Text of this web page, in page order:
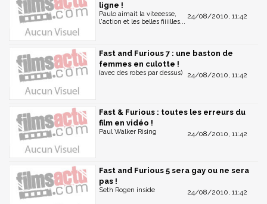
ligne !
24/08/2010, 11:42
Paulo aimait la viteeesse,
l'action et les belles fiiiilles...
Fast and Furious 7 : une baston de
femmes en culotte !
24/08/2010, 11:42
(avec des robes par dessus)
Fast & Furious : toutes les erreurs du
film en vidéo !
24/08/2010, 11:42
Paul Walker Rising
Fast and Furious 5 sera gay ou ne sera
pas !
24/08/2010, 11:42
Seth Rogen inside